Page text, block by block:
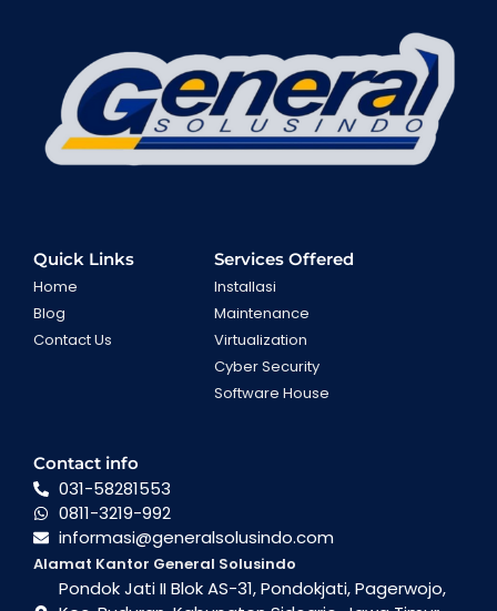
Quick Links
Home
Blog
Contact Us
Services Offered
Installasi
Maintenance
Virtualization
Cyber Security
Software House
Contact info
031-58281553
0811-3219-992
informasi@generalsolusindo.com
Alamat Kantor General Solusindo
Pondok Jati II Blok AS-31, Pondokjati, Pagerwojo,